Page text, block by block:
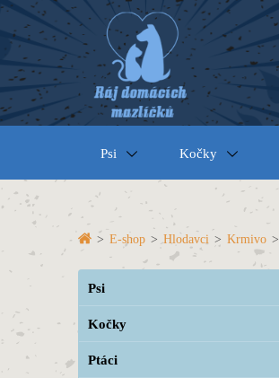
Psi Kočky
> E-shop > Hlodavci > Krmivo >
Psi
Kočky
Ptáci